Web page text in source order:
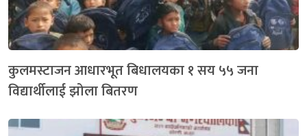
कुलमस्टाजन आधारभूत बिधालयका १ सय ५५ जना
विद्यार्थीलाई झोला बितरण